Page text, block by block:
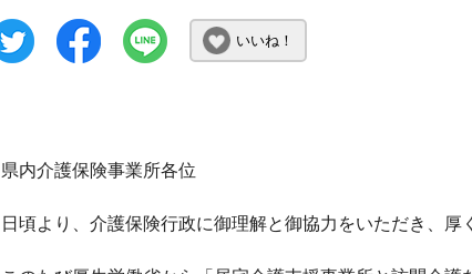
いいね！
県内介護保険事業所各位
日頃より、介護保険行政に御理解と御協力をいただき、厚